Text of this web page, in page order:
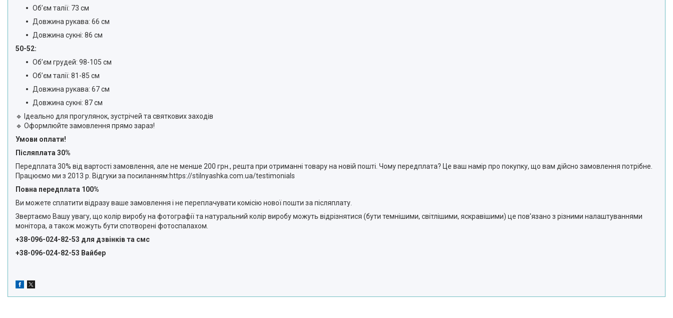
Обʼєм талії: 73 см
Довжина рукава: 66 см
Довжина сукні: 86 см
50-52:
Обʼєм грудей: 98-105 см
Обʼєм талії: 81-85 см
Довжина рукава: 67 см
Довжина сукні: 87 см
🔹 Ідеально для прогулянок, зустрічей та святкових заходів
🔹 Оформлюйте замовлення прямо зараз!
Умови оплати!
Післяплата 30%
Передплата 30% від вартості замовлення, але не менше 200 грн., решта при отриманні товару на новій пошті. Чому передплата? Це ваш намір про покупку, що вам дійсно замовлення потрібне.
Працюємо ми з 2013 р. Відгуки за посиланням:https://stilnyashka.com.ua/testimonials
Повна передплата 100%
Ви можете сплатити відразу ваше замовлення і не переплачувати комісію нової пошти за післяплату.
Звертаємо Вашу увагу, що колір виробу на фотографії та натуральний колір виробу можуть відрізнятися (бути темнішими, світлішими, яскравішими) це пов'язано з різними налаштуваннями
монітора, а також можуть бути спотворені фотоспалахом.
+38-096-024-82-53 для дзвінків та смс
+38-096-024-82-53 Вайбер